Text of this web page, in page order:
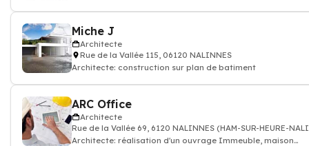
Miche J
Architecte
Rue de la Vallée 115, 06120 NALINNES
Architecte: construction sur plan de batiment
ARC Office
Architecte
Rue de la Vallée 69, 6120 NALINNES (HAM-SUR-HEURE-
Architecte: réalisation d'un ouvrage Immeuble, maison